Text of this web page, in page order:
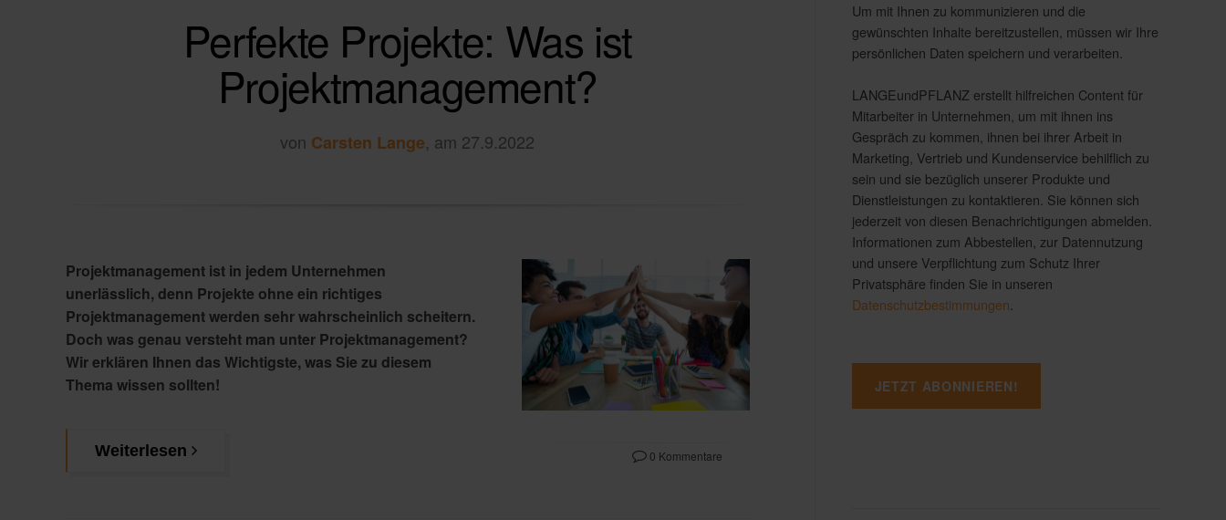
Perfekte Projekte: Was ist
Projektmanagement?
von Carsten Lange, am 27.9.2022
Projektmanagement ist in jedem Unternehmen
unerlässlich, denn Projekte ohne ein richtiges
Projektmanagement werden sehr wahrscheinlich scheitern.
Doch was genau versteht man unter Projektmanagement?
Wir erklären Ihnen das Wichtigste, was Sie zu diesem
Thema wissen sollten!
Weiterlesen 0 Kommentare
Um mit Ihnen zu kommunizieren und die
gewünschten Inhalte bereitzustellen, müssen wir Ihre
persönlichen Daten speichern und verarbeiten.
LANGEundPFLANZ erstellt hilfreichen Content für
Mitarbeiter in Unternehmen, um mit ihnen ins
Gespräch zu kommen, ihnen bei ihrer Arbeit in
Marketing, Vertrieb und Kundenservice behilflich zu
sein und sie bezüglich unserer Produkte und
Dienstleistungen zu kontaktieren. Sie können sich
jederzeit von diesen Benachrichtigungen abmelden.
Informationen zum Abbestellen, zur Datennutzung
und unsere Verpflichtung zum Schutz Ihrer
Privatsphäre finden Sie in unseren
Datenschutzbestimmungen.